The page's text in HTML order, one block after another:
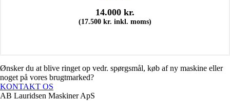
14.000 kr.
(17.500 kr. inkl. moms)
Ønsker du at blive ringet op vedr. spørgsmål, køb af ny maskine eller
noget på vores brugtmarked?
KONTAKT OS
AB Lauridsen Maskiner ApS